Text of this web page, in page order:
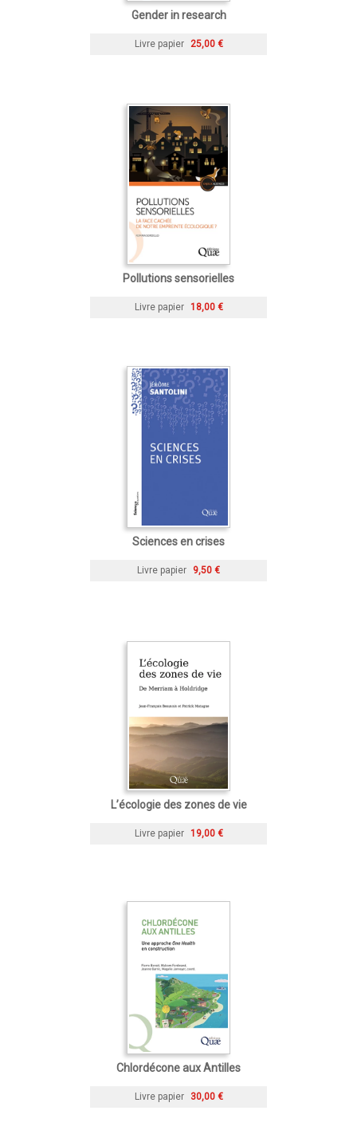
Gender in research
Livre papier 25,00 €
Pollutions sensorielles
Livre papier 18,00 €
Sciences en crises
Livre papier 9,50 €
L’écologie des zones de vie
Livre papier 19,00 €
Chlordécone aux Antilles
Livre papier 30,00 €